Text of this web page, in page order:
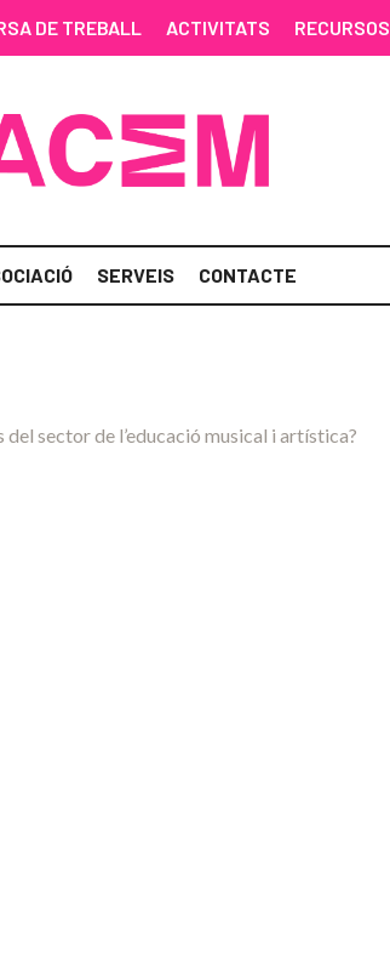
DE TREBALL ACTIVITATS RECURSOS
SERVEIS CONTACTE
sector de l’educació musical i artística?